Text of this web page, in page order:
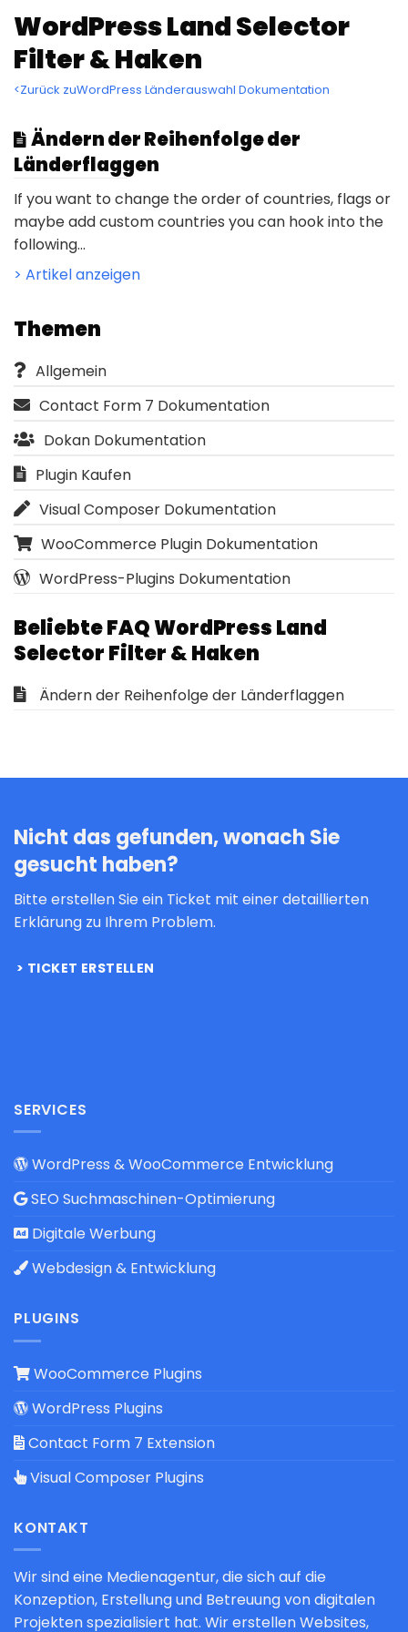
WordPress Land Selector
Filter & Haken
<Zurück zuWordPress Länderauswahl Dokumentation
Ändern der Reihenfolge der
Länderflaggen
If you want to change the order of countries, flags or
maybe add custom countries you can hook into the
following...
> Artikel anzeigen
Themen
Allgemein
Contact Form 7 Dokumentation
Dokan Dokumentation
Plugin Kaufen
Visual Composer Dokumentation
WooCommerce Plugin Dokumentation
WordPress-Plugins Dokumentation
Beliebte FAQ WordPress Land
Selector Filter & Haken
Ändern der Reihenfolge der Länderflaggen
Nicht das gefunden, wonach Sie
gesucht haben?
Bitte erstellen Sie ein Ticket mit einer detaillierten
Erklärung zu Ihrem Problem.
TICKET ERSTELLEN
SERVICES
WordPress & WooCommerce Entwicklung
SEO Suchmaschinen-Optimierung
Digitale Werbung
Webdesign & Entwicklung
PLUGINS
WooCommerce Plugins
WordPress Plugins
Contact Form 7 Extension
Visual Composer Plugins
KONTAKT
Wir sind eine Medienagentur, die sich auf die
Konzeption, Erstellung und Betreuung von digitalen
Projekten spezialisiert hat. Wir erstellen Websites,